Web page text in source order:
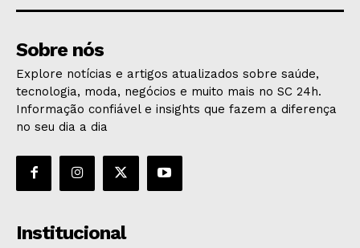
Sobre nós
Explore notícias e artigos atualizados sobre saúde,
tecnologia, moda, negócios e muito mais no SC 24h.
Informação confiável e insights que fazem a diferença
no seu dia a dia
Institucional